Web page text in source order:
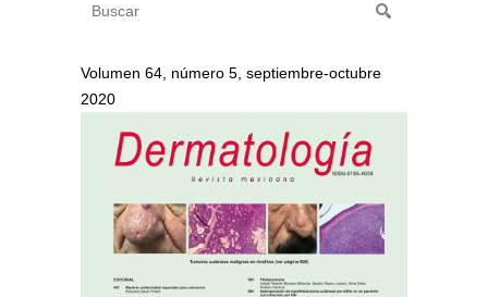
Volumen 64, número 5, septiembre-octubre
2020